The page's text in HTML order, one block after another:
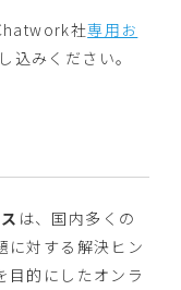
社専用お
込みください。
は、国内多くの
に対する解決ヒン
目的にしたオンラ